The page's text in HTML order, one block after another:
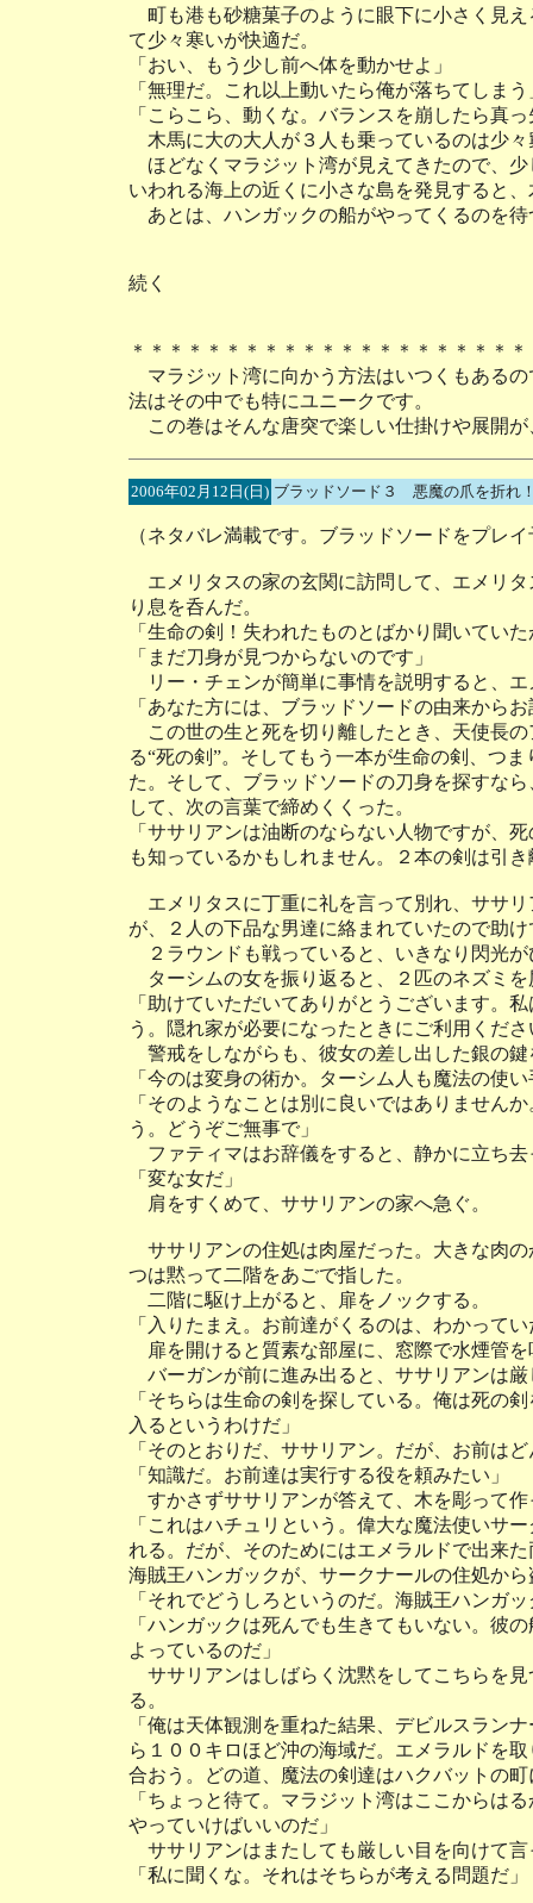
町も港も砂糖菓子のように眼下に小さく見
て少々寒いが快適だ。
「おい、もう少し前へ体を動かせよ」
「無理だ。これ以上動いたら俺が落ちてしまう
「こらこら、動くな。バランスを崩したら真
木馬に大の大人が３人も乗っているのは少々
ほどなくマラジット湾が見えてきたので、
いわれる海上の近くに小さな島を発見すると
あとは、ハンガックの船がやってくるのを待
続く
＊＊＊＊＊＊＊＊＊＊＊＊＊＊＊＊＊＊＊＊
マラジット湾に向かう方法はいつくもある
法はその中でも特にユニークです。
この巻はそんな唐突で楽しい仕掛けや展開
2006年02月12日(日) ブラッドソード３ 悪魔の爪を折れ
（ネタバレ満載です。ブラッドソードをプレ
エメリタスの家の玄関に訪問して、エメリ
り息を呑んだ。
「生命の剣！失われたものとばかり聞いてい
「まだ刀身が見つからないのです」
リー・チェンが簡単に事情を説明すると、
「あなた方には、ブラッドソードの由来から
この世の生と死を切り離したとき、天使長
る“死の剣”。そしてもう一本が生命の剣、つ
た。そして、ブラッドソードの刀身を探すな
して、次の言葉で締めくくった。
「ササリアンは油断のならない人物ですが、
も知っているかもしれません。２本の剣は引
エメリタスに丁重に礼を言って別れ、ササ
が、２人の下品な男達に絡まれていたので助
２ラウンドも戦っていると、いきなり閃光
ターシムの女を振り返ると、２匹のネズミ
「助けていただいてありがとうございます。
う。隠れ家が必要になったときにご利用くださ
警戒をしながらも、彼女の差し出した銀の
「今のは変身の術か。ターシム人も魔法の使
「そのようなことは別に良いではありません
う。どうぞご無事で」
ファティマはお辞儀をすると、静かに立ち去
「変な女だ」
肩をすくめて、ササリアンの家へ急ぐ。
ササリアンの住処は肉屋だった。大きな肉
つは黙って二階をあごで指した。
二階に駆け上がると、扉をノックする。
「入りたまえ。お前達がくるのは、わかってい
扉を開けると質素な部屋に、窓際で水煙管
バーガンが前に進み出ると、ササリアンは
「そちらは生命の剣を探している。俺は死の
入るというわけだ」
「そのとおりだ、ササリアン。だが、お前は
「知識だ。お前達は実行する役を頼みたい」
すかさずササリアンが答えて、木を彫って
「これはハチュリという。偉大な魔法使いサ
れる。だが、そのためにはエメラルドで出来
海賊王ハンガックが、サークナールの住処か
「それでどうしろというのだ。海賊王ハンガ
「ハンガックは死んでも生きてもいない。彼
よっているのだ」
ササリアンはしばらく沈黙をしてこちらを
る。
「俺は天体観測を重ねた結果、デビルスラン
ら１００キロほど沖の海域だ。エメラルドを
合おう。どの道、魔法の剣達はハクバットの
「ちょっと待て。マラジット湾はここからは
やっていけばいいのだ」
ササリアンはまたしても厳しい目を向けて言
「私に聞くな。それはそちらが考える問題だ」